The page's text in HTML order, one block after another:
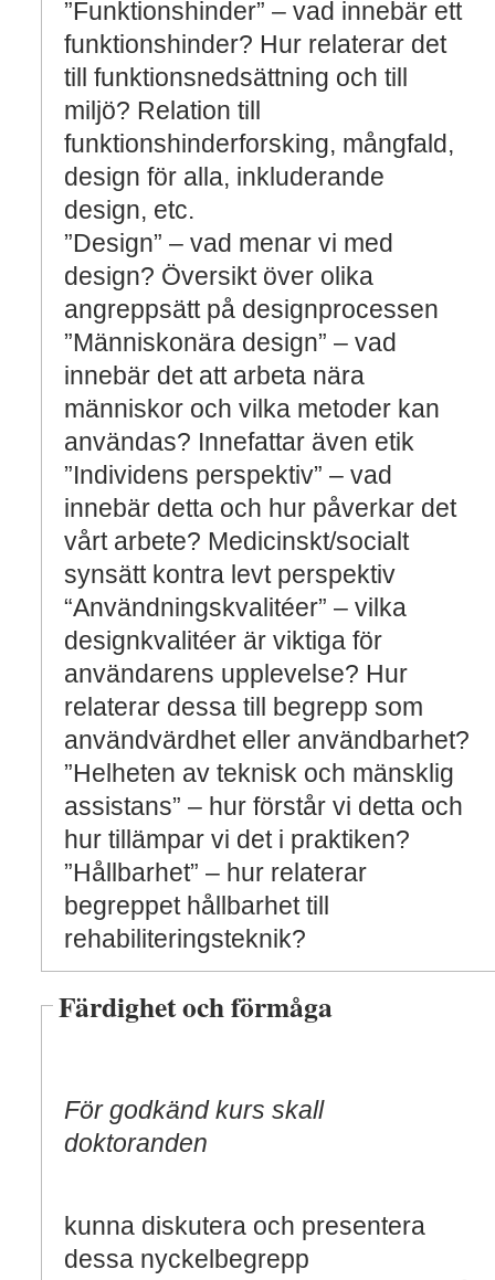
”Funktionshinder” – vad innebär ett
funktionshinder? Hur relaterar det
till funktionsnedsättning och till
miljö? Relation till
funktionshinderforsking, mångfald,
design för alla, inkluderande
design, etc.
”Design” – vad menar vi med
design? Översikt över olika
angreppsätt på designprocessen
”Människonära design” – vad
innebär det att arbeta nära
människor och vilka metoder kan
användas? Innefattar även etik
”Individens perspektiv” – vad
innebär detta och hur påverkar det
vårt arbete? Medicinskt/socialt
synsätt kontra levt perspektiv
“Användningskvalitéer” – vilka
designkvalitéer är viktiga för
användarens upplevelse? Hur
relaterar dessa till begrepp som
användvärdhet eller användbarhet?
”Helheten av teknisk och mänsklig
assistans” – hur förstår vi detta och
hur tillämpar vi det i praktiken?
”Hållbarhet” – hur relaterar
begreppet hållbarhet till
rehabiliteringsteknik?
Färdighet och förmåga
För godkänd kurs skall
doktoranden
kunna diskutera och presentera
dessa nyckelbegrepp